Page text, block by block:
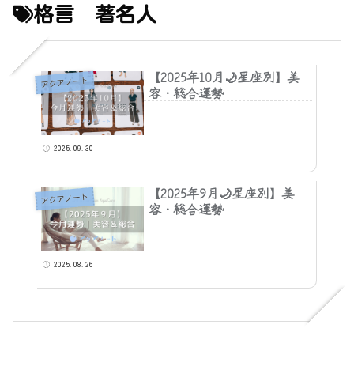
格言 著名人
アクアノート
【2025年10月🌙星座別】美
容・総合運勢
2025.09.30
アクアノート
【2025年9月🌙星座別】美
容・総合運勢
2025.08.26